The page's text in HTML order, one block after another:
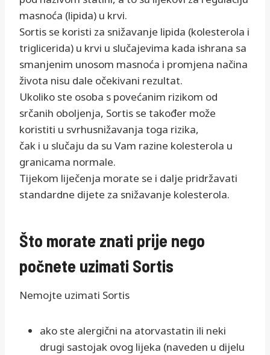
masnoća (lipida) u krvi.
Sortis se koristi za snižavanje lipida (kolesterola i
triglicerida) u krvi u slučajevima kada ishrana sa
smanjenim unosom masnoća i promjena načina
života nisu dale očekivani rezultat.
Ukoliko ste osoba s povećanim rizikom od
srčanih oboljenja, Sortis se također može
koristiti u svrhusnižavanja toga rizika,
čak i u slučaju da su Vam razine kolesterola u
granicama normale.
Tijekom liječenja morate se i dalje pridržavati
standardne dijete za snižavanje kolesterola.
Što morate znati prije nego
počnete uzimati Sortis
Nemojte uzimati Sortis
ako ste alergični na atorvastatin ili neki
drugi sastojak ovog lijeka (naveden u dijelu